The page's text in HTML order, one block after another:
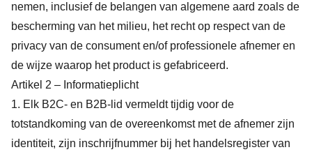
nemen, inclusief de belangen van algemene aard zoals de
bescherming van het milieu, het recht op respect van de
privacy van de consument en/of professionele afnemer en
de wijze waarop het product is gefabriceerd.
Artikel 2 – Informatieplicht
1. Elk B2C- en B2B-lid vermeldt tijdig voor de
totstandkoming van de overeenkomst met de afnemer zijn
identiteit, zijn inschrijfnummer bij het handelsregister van